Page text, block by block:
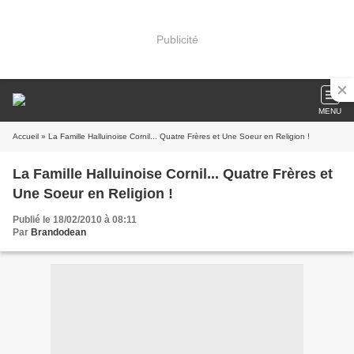
Publicité
MENU
Accueil » La Famille Halluinoise Cornil... Quatre Frères et Une Soeur en Religion !
La Famille Halluinoise Cornil... Quatre Frères et
Une Soeur en Religion !
Publié le 18/02/2010 à 08:11
Par Brandodean